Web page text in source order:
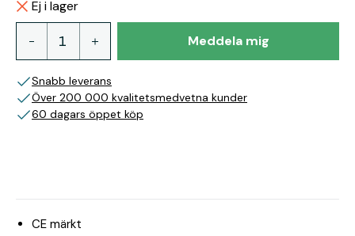
Ej i lager
Meddela mig
Snabb leverans
Över 200 000 kvalitetsmedvetna kunder
60 dagars öppet köp
CE märkt